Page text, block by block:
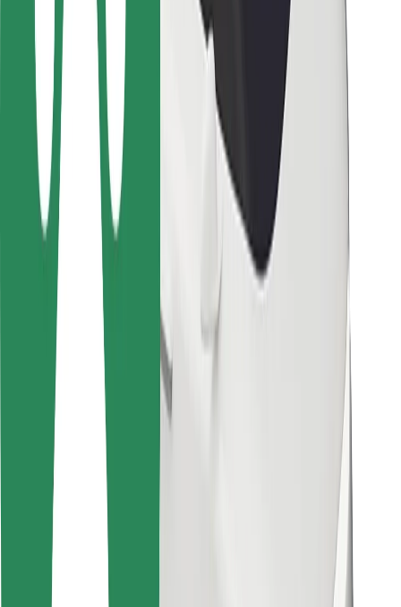
Support
Pour les passagers
Pour les chauffeurs
Pour les livreurs
Bolt Food
Pour les propriétaires de flotte
Pour les restaurants
Autres
Fournisseurs
Conditions générales
Cookies
Sécurité
Télécharger l'appli Bolt
Télécharger l'appli Bolt Food